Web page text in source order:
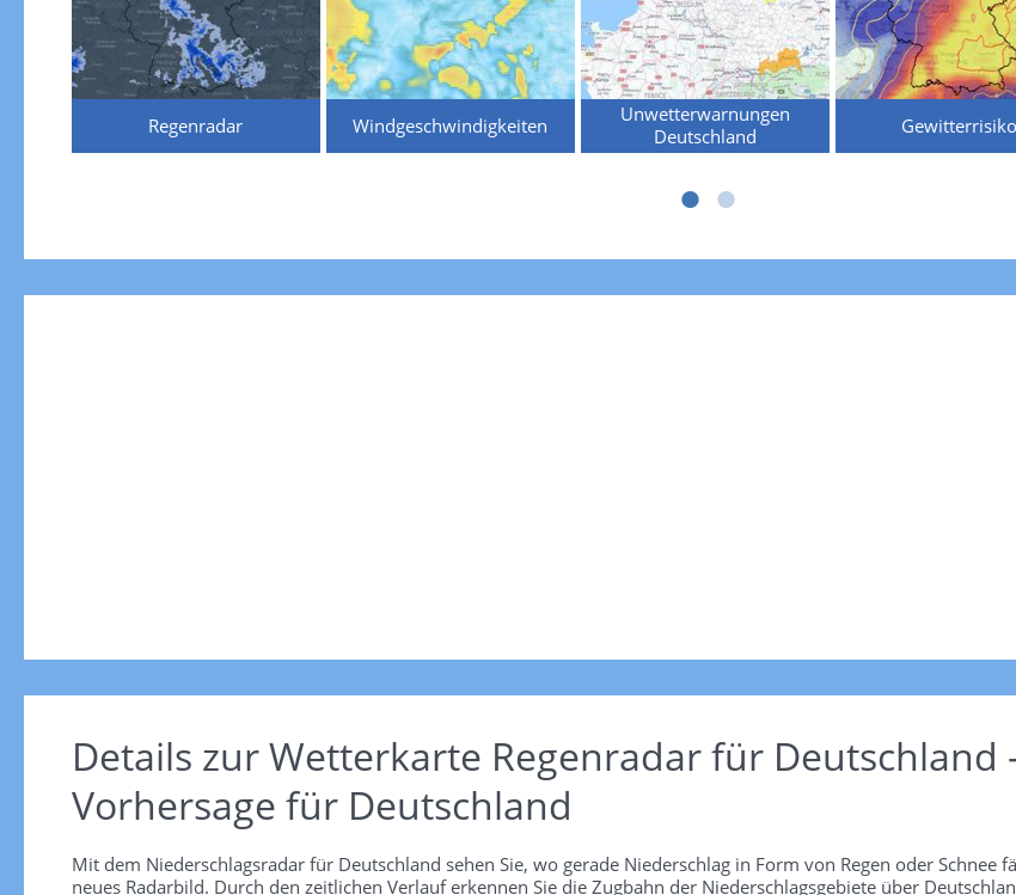
Regenradar Windgeschwindigkeiten
Unwetterwarnungen
Deutschland
Gewitterrisiko
Details zur Wetterkarte Regenradar für Deutschland
Vorhersage für Deutschland
Mit dem Niederschlagsradar für Deutschland sehen Sie, wo gerade Niederschlag in Form von Regen oder Schnee
neues Radarbild. Durch den zeitlichen Verlauf erkennen Sie die Zugbahn der Niederschlagsgebiete über